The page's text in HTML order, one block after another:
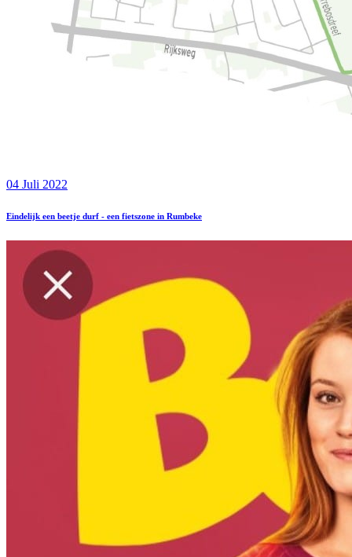
04 Juli 2022
Eindelijk een beetje durf - een fietszone in Rumbeke